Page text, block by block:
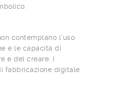
contemplano l’uso
e le capacità di
e del creare. I
fabbricazione digitale